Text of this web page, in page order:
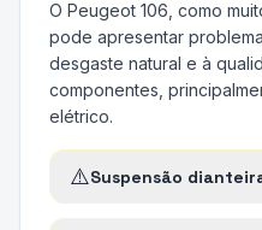
O Peugeot 106, como
pode apresentar
desgaste natural e à
componentes,
elétrico.
⚠️Suspensão